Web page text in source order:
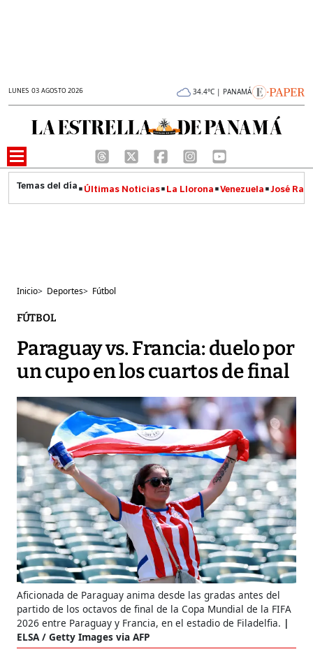
LUNES 03 AGOSTO 2026 34.4°C | PANAMÁ
Últimas Noticias La Llorona Venezuela José
Inicio> Deportes> Fútbol
FÚTBOL
Paraguay vs. Francia: duelo por
un cupo en los cuartos de final
Aficionada de Paraguay anima desde las gradas antes del
partido de los octavos de final de la Copa Mundial de la FIFA
2026 entre Paraguay y Francia, en el estadio de Filadelfia.
ELSA / Getty Images via AFP